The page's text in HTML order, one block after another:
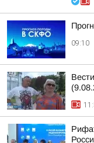
09:10